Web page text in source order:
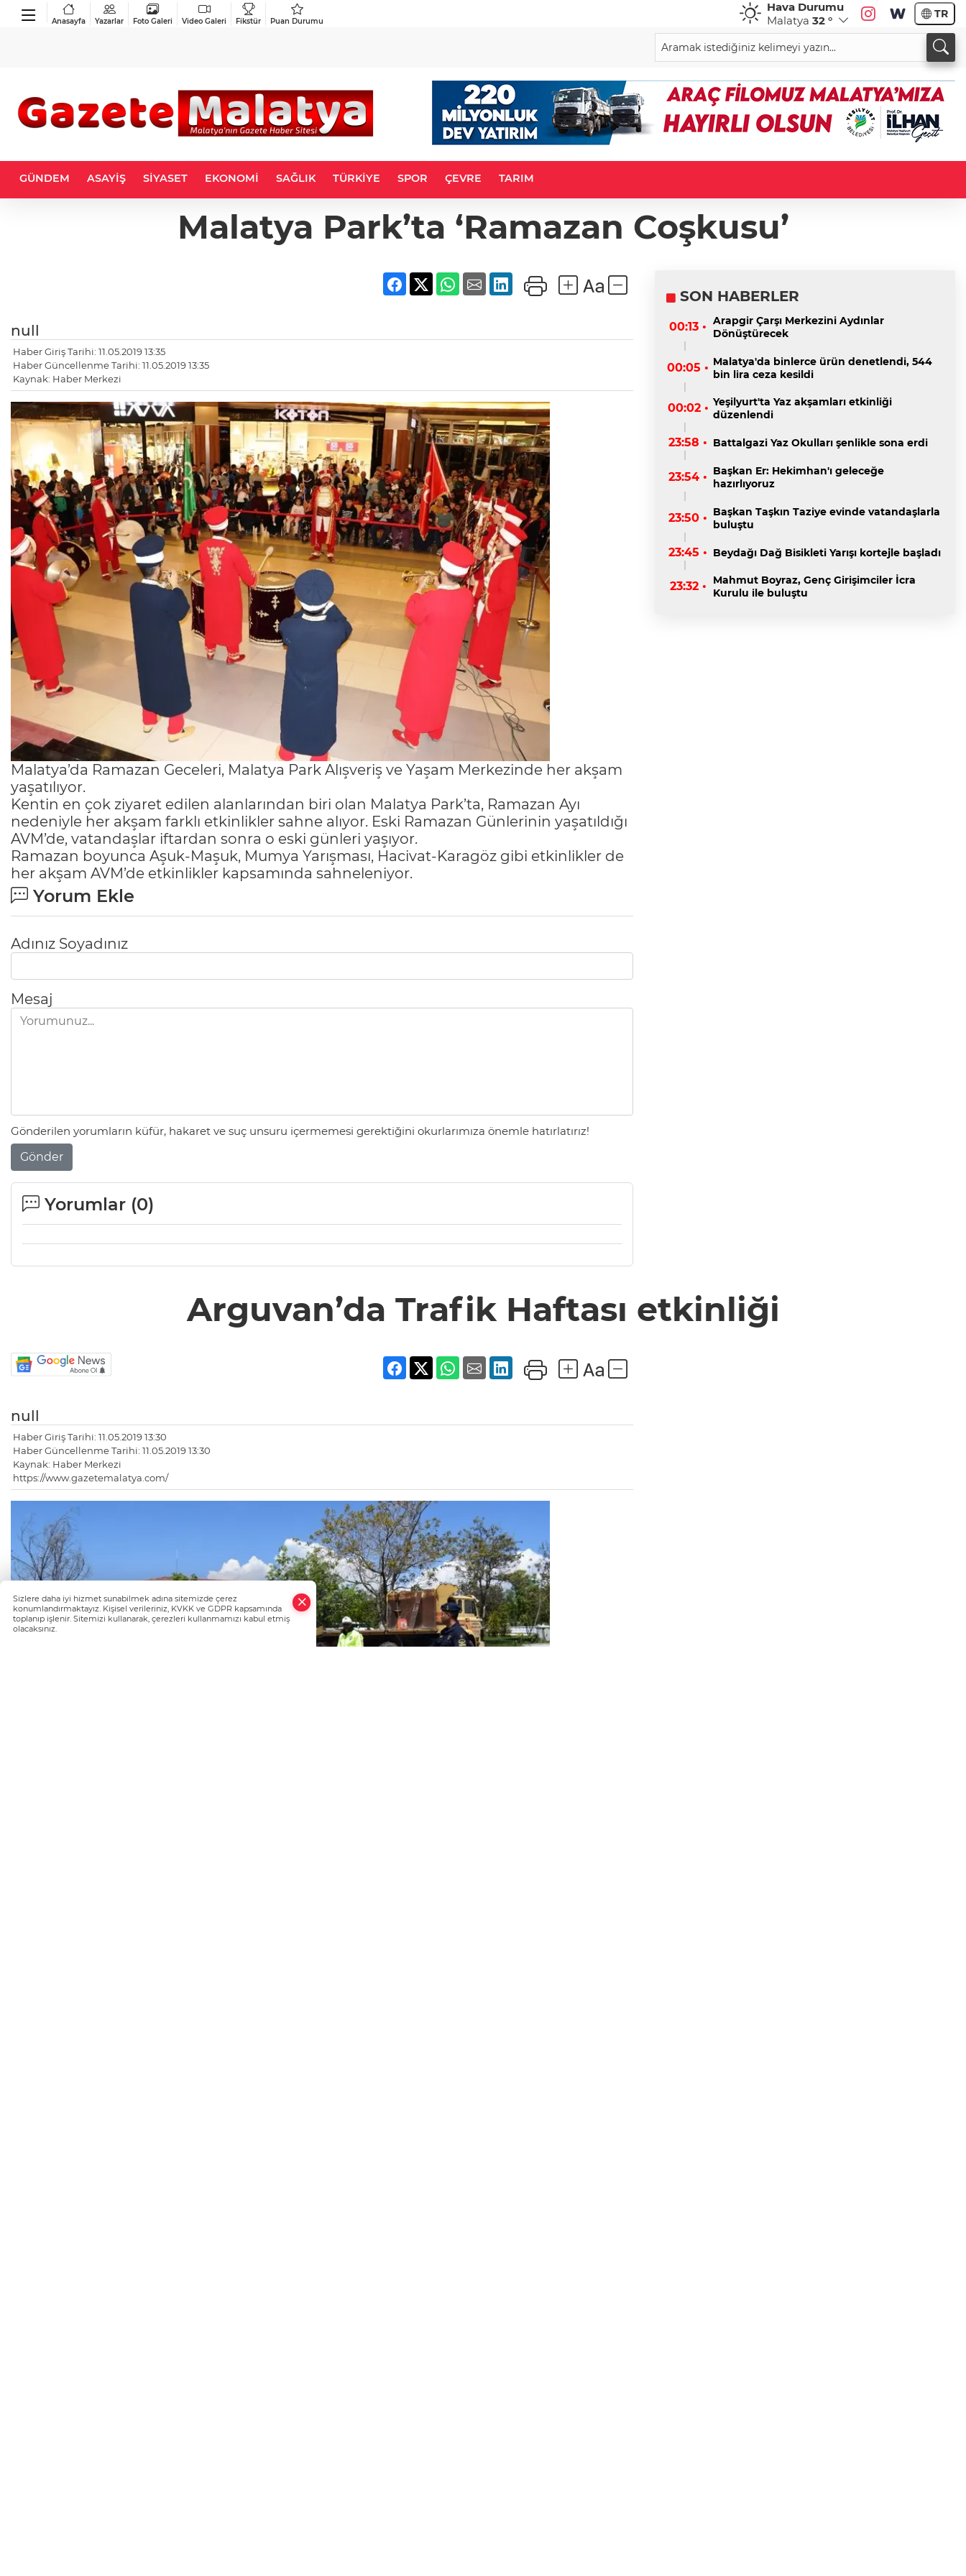
Anasayfa Yazarlar Foto Galeri Video Galeri Fikstür Puan Durumu
Hava Durumu
Malatya 32 ° TR
GÜNDEM ASAYİŞ SİYASET EKONOMİ SAĞLIK TÜRKİYE SPOR ÇEVRE TARIM
Malatya Park’ta ‘Ramazan Coşkusu’
null
Haber Giriş Tarihi: 11.05.2019 13:35
Haber Güncellenme Tarihi: 11.05.2019 13:35
Kaynak: Haber Merkezi
Malatya’da Ramazan Geceleri, Malatya Park Alışveriş ve Yaşam Merkezinde her akşam
yaşatılıyor.
Kentin en çok ziyaret edilen alanlarından biri olan Malatya Park’ta, Ramazan Ayı
nedeniyle her akşam farklı etkinlikler sahne alıyor. Eski Ramazan Günlerinin yaşatıldığı
AVM’de, vatandaşlar iftardan sonra o eski günleri yaşıyor.
Ramazan boyunca Aşuk-Maşuk, Mumya Yarışması, Hacivat-Karagöz gibi etkinlikler de
her akşam AVM’de etkinlikler kapsamında sahneleniyor.
Yorum Ekle
Adınız Soyadınız
Mesaj
Gönderilen yorumların küfür, hakaret ve suç unsuru içermemesi gerektiğini okurlarımıza önemle hatırlatırız!
Gönder
Yorumlar (0)
SON HABERLER
00:13 • Arapgir Çarşı Merkezini Aydınlar
Dönüştürecek
00:05 • Malatya'da binlerce ürün denetlendi, 544
bin lira ceza kesildi
00:02 • Yeşilyurt'ta Yaz akşamları etkinliği
düzenlendi
23:58 • Battalgazi Yaz Okulları şenlikle sona erdi
23:54 • Başkan Er: Hekimhan'ı geleceğe
hazırlıyoruz
23:50 • Başkan Taşkın Taziye evinde vatandaşlarla
buluştu
23:45 • Beydağı Dağ Bisikleti Yarışı kortejle başladı
23:32 •
Mahmut Boyraz, Genç Girişimciler İcra
Kurulu ile buluştu
Arguvan’da Trafik Haftası etkinliği
null
Haber Giriş Tarihi: 11.05.2019 13:30
Haber Güncellenme Tarihi: 11.05.2019 13:30
Kaynak: Haber Merkezi
https://www.gazetemalatya.com/
Sizlere daha iyi hizmet sunabilmek adına sitemizde çerez
konumlandırmaktayız. Kişisel verileriniz, KVKK ve GDPR kapsamında
toplanıp işlenir. Sitemizi kullanarak, çerezleri kullanmamızı kabul etmiş
olacaksınız.
Whatsapp